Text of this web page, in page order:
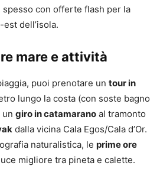
spesso con offerte flash per la
est dell’isola.
mare e attività
puoi prenotare un tour in
lungo la costa (con soste bagno
un giro in catamarano al tramonto
dalla vicina Cala Egos/Cala d’Or.
naturalistica, le prime ore
migliore tra pineta e calette.